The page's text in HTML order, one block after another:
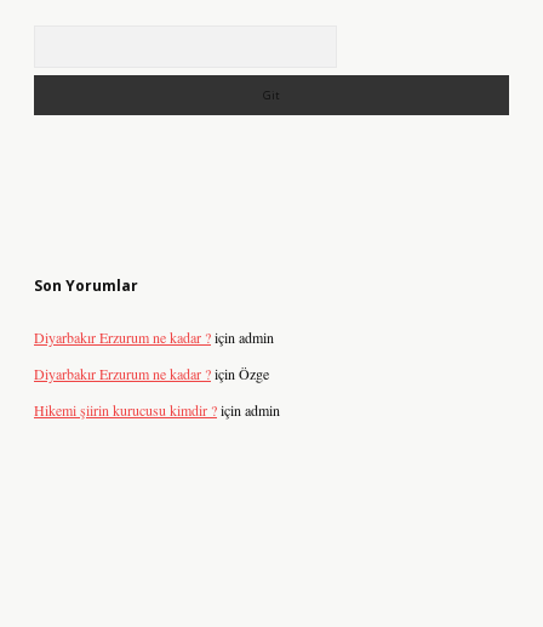
Son Yorumlar
Diyarbakır Erzurum ne kadar ?için admin
Diyarbakır Erzurum ne kadar ?için Özge
Hikemi şiirin kurucusu kimdir ?için admin